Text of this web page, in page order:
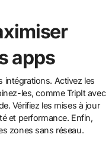
apps
intégrations. Activez les
les, comme TripIt avec
Vérifiez les mises à jour
et performance. Enfin,
zones sans réseau.